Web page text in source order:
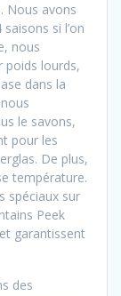
Nous avons
si l’on
nous
poids lourds,
dans la
le savons,
pour les
De plus,
température.
spéciaux sur
Peek
garantissent
des